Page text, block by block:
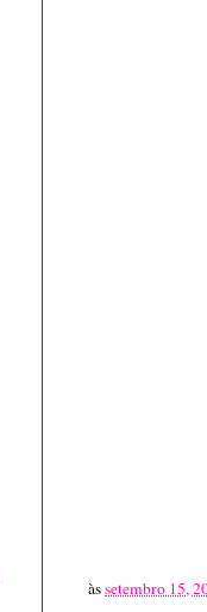
àssetembro 15,